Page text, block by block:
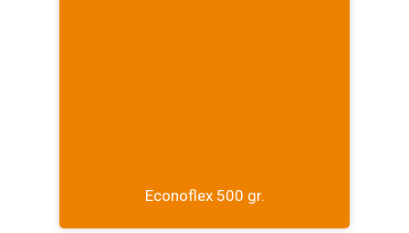
Econoflex 500 gr.